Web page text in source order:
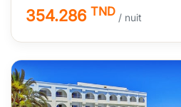
354.286 TND / nuit